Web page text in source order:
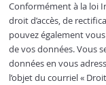
Conformément à la loi
droit d’accès, de
pouvez également
de vos données. Vous
données en vous
l’objet du courriel «